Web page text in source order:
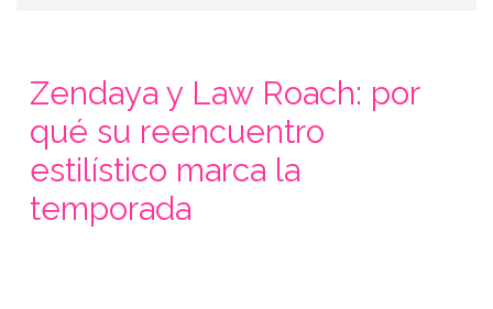
Zendaya y Law Roach: por
qué su reencuentro
estilístico marca la
temporada